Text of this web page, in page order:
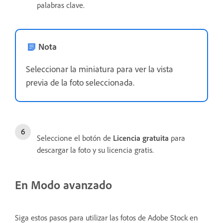
palabras clave.
Nota
Seleccionar la miniatura para ver la vista
previa de la foto seleccionada.
Seleccione el botón de Licencia gratuita para
descargar la foto y su licencia gratis.
En Modo avanzado
Siga estos pasos para utilizar las fotos de Adobe Stock en